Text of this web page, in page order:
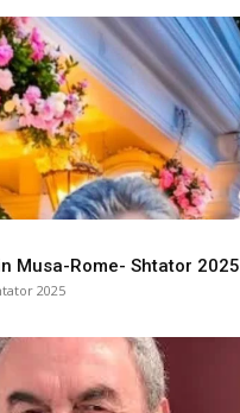
Musa-Rome- Shtator 2025
2025